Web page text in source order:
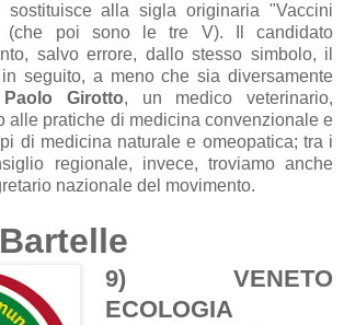
sostituisce alla sigla originaria "Vaccini
(che poi sono le tre V). Il candidato
salvo errore, dallo stesso simbolo, il
seguito, a meno che sia diversamente
Paolo Girotto, un medico veterinario,
alle pratiche di medicina convenzionale e
di medicina naturale e omeopatica; tra i
regionale, invece, troviamo anche
nazionale del movimento.
9) VENETO
ECOLOGIA